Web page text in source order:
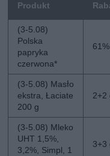
Produkt
(3-5.08)
Polska
papryka
czerwona*
61%
(3-5.08) Masło
ekstra, Łaciate
200 g
2+2
(3-5.08) Mleko
UHT 1,5%,
3,2%, Simpl, 1
3+3